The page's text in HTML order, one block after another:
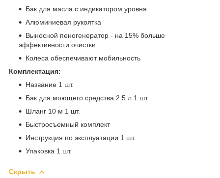
Бак для масла с индикатором уровня
Алюминиевая рукоятка
Выносной пеногенератор - на 15% больше
эффективности очистки
Колеса обеспечивают мобильность
Комплектация:
Название 1 шт.
Бак для моющего средства 2.5 л 1 шт.
Шланг 10 м 1 шт.
Быстросъемный комплект
Инструкция по эксплуатации 1 шт.
Упаковка 1 шт.
Скрыть